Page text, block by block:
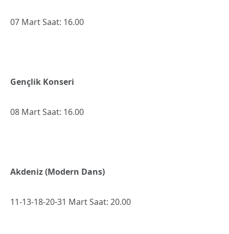
07 Mart Saat: 16.00
Gençlik Konseri
08 Mart Saat: 16.00
Akdeniz (Modern Dans)
11-13-18-20-31 Mart Saat: 20.00